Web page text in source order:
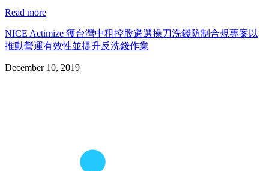
Read more
NICE Actimize 獲台灣中租控股遴選操刀洗錢防制合規專案以
推動營運有效性並提升反洗錢作業
December 10, 2019